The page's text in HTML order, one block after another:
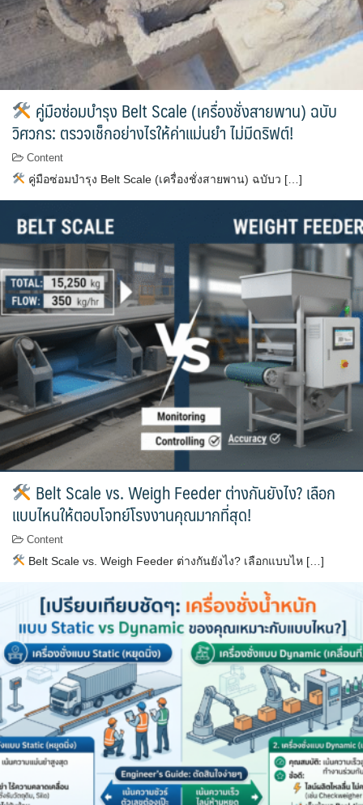
คู่มือซ่อมบำรุง Belt Scale (เครื่องชั่งสายพาน) ฉบับ
วิศวกร: ตรวจเช็กอย่างไรให้ค่าแม่นยำ ไม่มีดริฟต์!
Content
คู่มือซ่อมบำรุง Belt Scale (เครื่องชั่งสายพาน) ฉบับว […]
Belt Scale vs. Weigh Feeder ต่างกันยังไง? เลือก
แบบไหนให้ตอบโจทย์โรงงานคุณมากที่สุด!
Content
Belt Scale vs. Weigh Feeder ต่างกันยังไง? เลือกแบบไห […]